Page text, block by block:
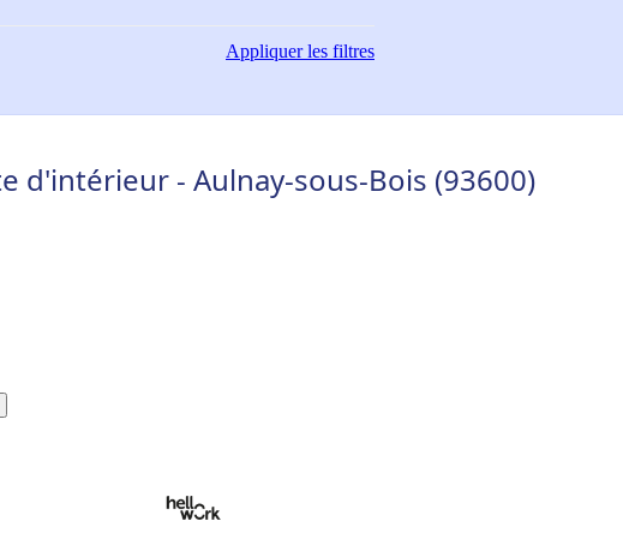
Appliquerles filtres
d'intérieur - Aulnay-sous-Bois (93600)